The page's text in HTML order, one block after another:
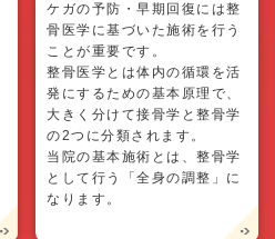
ケガの予防・早期回復には整
骨医学に基づいた施術を行う
ことが重要です。
整骨医学とは体内の循環を活
発にするための基本原理で、
大きく分けて接骨学と整骨学
の2つに分類されます。
当院の基本施術とは、整骨学
として行う「全身の調整」に
なります。